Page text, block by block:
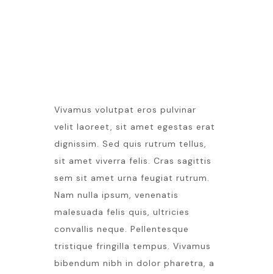
Vivamus volutpat eros pulvinar
velit laoreet, sit amet egestas erat
dignissim. Sed quis rutrum tellus,
sit amet viverra felis. Cras sagittis
sem sit amet urna feugiat rutrum.
Nam nulla ipsum, venenatis
malesuada felis quis, ultricies
convallis neque. Pellentesque
tristique fringilla tempus. Vivamus
bibendum nibh in dolor pharetra, a